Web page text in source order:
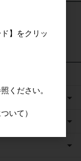
】をクリッ
ください。
いて）